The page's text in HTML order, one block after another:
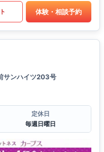
体験・相談予約
サンハイツ203号
定休日
毎週日曜日